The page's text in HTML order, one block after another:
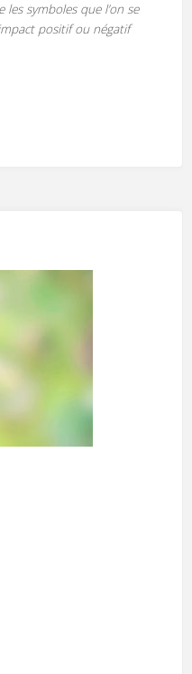
les symboles que l’on se
positif ou négatif